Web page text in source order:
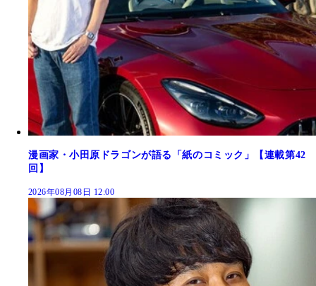
漫画家・小田原ドラゴンが語る「紙のコミック」【連載第42
回】
2026年08月08日 12:00